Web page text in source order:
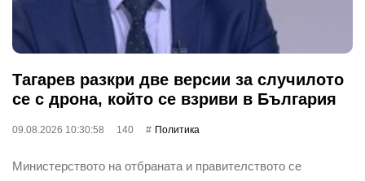
Тагарев разкри две версии за случилото
се с дрона, който се взриви в България
09.08.2026 10:30:58 140 Политика
Министерството на отбраната и правителството се